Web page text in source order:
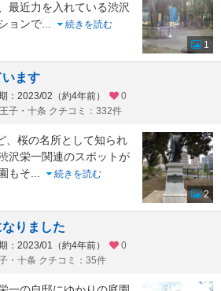
最近力を入れている渋沢
ョンで
続きを読む
1
ます
：2023/02（約4年前）
0
王子・十条 クチコミ：332件
、桜の名所として知られ
沢栄一関連のスポットが
もそ
続きを読む
2
りました
：2023/01（約4年前）
0
・十条 クチコミ：35件